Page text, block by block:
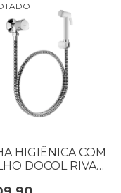
HIGIÊNICA COM
DOCOL RIVA